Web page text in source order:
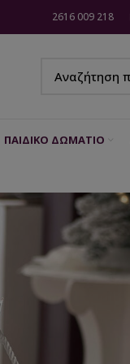
2616 009 218
ΠΑΙΔΙΚΌ ΔΩΜΆΤΙΟ